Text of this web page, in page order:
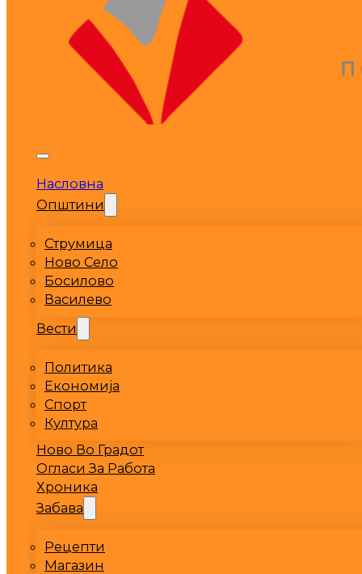
Насловна
Општини
Струмица
Ново Село
Босилово
Василево
Вести
Политика
Економија
Спорт
Култура
Ново Во Градот
Огласи За Работа
Хроника
Забава
Рецепти
Магазин